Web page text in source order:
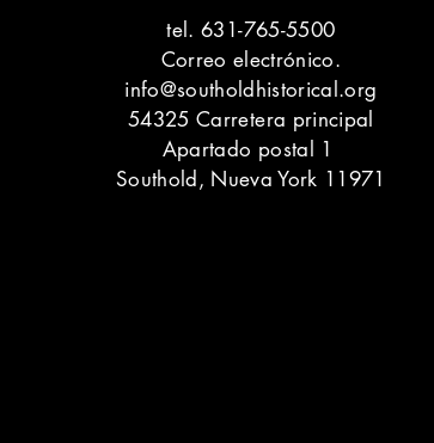
tel. 631-765-5500
Correo electrónico.
info@southoldhistorical.org
54325 Carretera principal
Apartado postal 1
Southold, Nueva York 11971